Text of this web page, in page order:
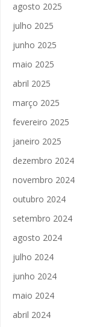
agosto 2025
julho 2025
junho 2025
maio 2025
abril 2025
março 2025
fevereiro 2025
janeiro 2025
dezembro 2024
novembro 2024
outubro 2024
setembro 2024
agosto 2024
julho 2024
junho 2024
maio 2024
abril 2024